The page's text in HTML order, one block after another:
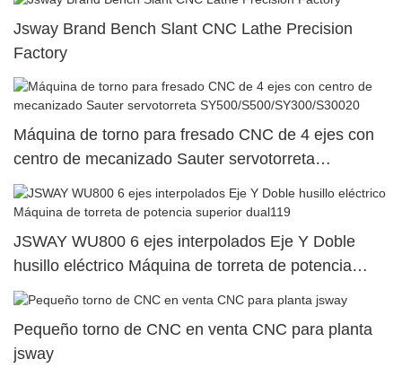
Jsway Brand Bench Slant CNC Lathe Precision
Factory
Máquina de torno para fresado CNC de 4 ejes con
centro de mecanizado Sauter servotorreta
SY500/S500/SY300/S30020
JSWAY WU800 6 ejes interpolados Eje Y Doble
husillo eléctrico Máquina de torreta de potencia
superior dual119
Pequeño torno de CNC en venta CNC para planta
jsway